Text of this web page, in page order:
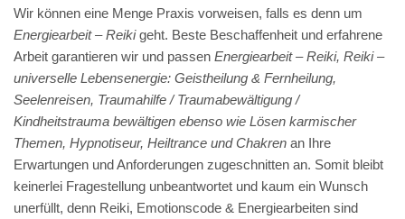
Wir können eine Menge Praxis vorweisen, falls es denn um
Energiearbeit – Reikigeht. Beste Beschaffenheit und erfahrene
Arbeit garantieren wir und passen Energiearbeit – Reiki, Reiki –
universelle Lebensenergie: Geistheilung & Fernheilung,
Seelenreisen, Traumahilfe / Traumabewältigung /
Kindheitstrauma bewältigen ebenso wie Lösen karmischer
Themen, Hypnotiseur, Heiltrance und Chakren an Ihre
Erwartungen und Anforderungen zugeschnitten an. Somit bleibt
keinerlei Fragestellung unbeantwortet und kaum ein Wunsch
unerfüllt, denn Reiki, Emotionscode & Energiearbeiten sind